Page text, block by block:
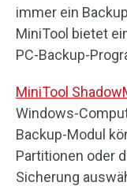
immer ein
MiniTool bietet
PC-Backup-
MiniTool
Windows-
Backup-Modul
Partitionen oder
Sicherung